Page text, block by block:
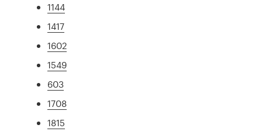
1144
1417
1602
1549
603
1708
1815